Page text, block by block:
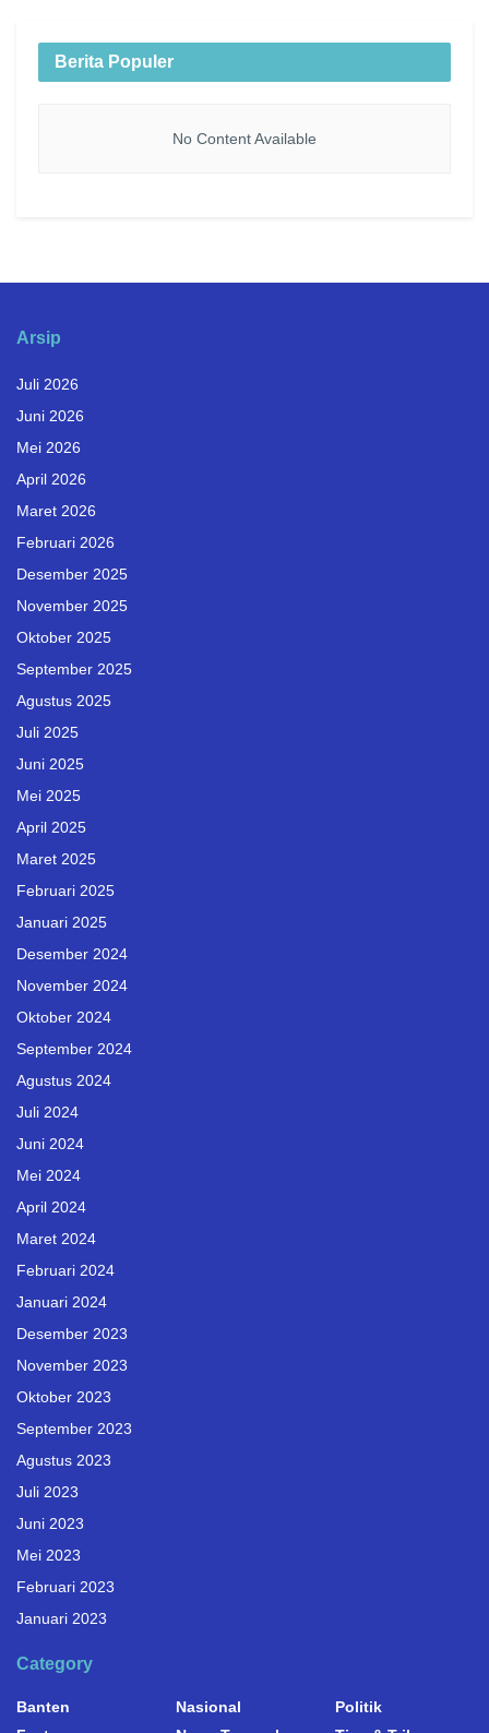
Berita Populer
No Content Available
Arsip
Juli 2026
Juni 2026
Mei 2026
April 2026
Maret 2026
Februari 2026
Desember 2025
November 2025
Oktober 2025
September 2025
Agustus 2025
Juli 2025
Juni 2025
Mei 2025
April 2025
Maret 2025
Februari 2025
Januari 2025
Desember 2024
November 2024
Oktober 2024
September 2024
Agustus 2024
Juli 2024
Juni 2024
Mei 2024
April 2024
Maret 2024
Februari 2024
Januari 2024
Desember 2023
November 2023
Oktober 2023
September 2023
Agustus 2023
Juli 2023
Juni 2023
Mei 2023
Februari 2023
Januari 2023
Category
Banten
Nasional
Politik